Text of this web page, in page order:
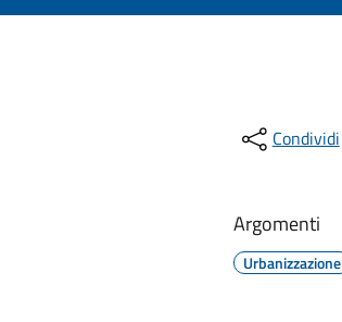
Condividi
Argomenti
Urbanizzazione